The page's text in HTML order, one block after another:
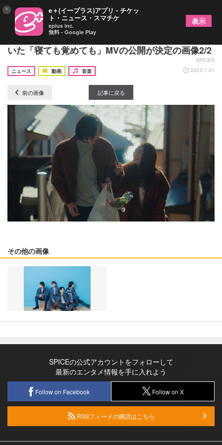
moon drop、田舎町で暮らすカップルの恋模様を描
いた「寝ても覚めても」MVの公開が決定の画像2/2
SPICER
ニュース
動画 音楽 2022.1.31
前の画像 記事に戻る
その他の画像
SPICEの公式アカウントをフォローして
最新のエンタメ情報を手に入れよう
Follow on Facebook Follow on X
RSSフィードの購読はこちら
× e＋(イープラス)アプリ - チケッ
ト・ニュース・スマチケ
eplus inc.
無料 - Google Play
表示